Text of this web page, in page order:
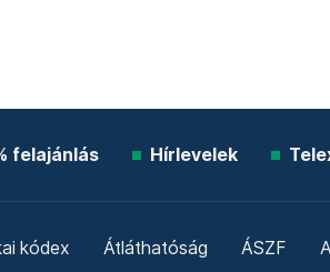
felajánlás Hírlevelek
kódex Átláthatóság ÁSZF